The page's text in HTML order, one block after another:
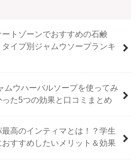
ートゾーンでおすすめの石鹸
タイプ別ジャムウソープランキ
ムウハーバルソープを使ってみ
った5つの効果と口コミまとめ
最高のインティマとは！？学生
おすすめしたいメリット＆効果